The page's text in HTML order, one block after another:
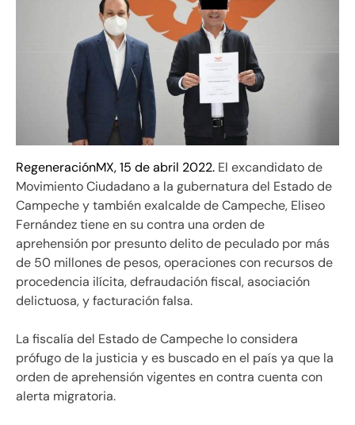
RegeneraciónMX, 15 de abril 2022. El excandidato de
Movimiento Ciudadano a la gubernatura del Estado de
Campeche y también exalcalde de Campeche, Eliseo
Fernández tiene en su contra una orden de
aprehensión por presunto delito de peculado por más
de 50 millones de pesos, operaciones con recursos de
procedencia ilícita, defraudación fiscal, asociación
delictuosa, y facturación falsa.
La fiscalía del Estado de Campeche lo considera
prófugo de la justicia y es buscado en el país ya que la
orden de aprehensión vigentes en contra cuenta con
alerta migratoria.